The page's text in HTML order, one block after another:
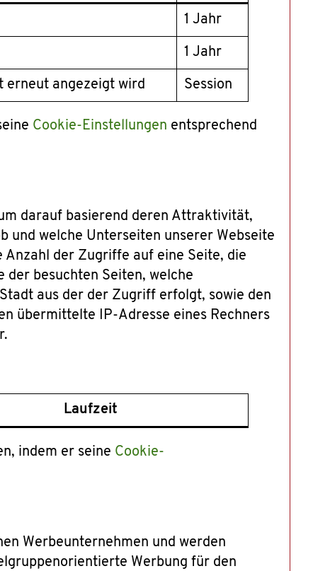
1 Jahr
1 Jahr
erneut angezeigt wird Session
Cookie-Einstellungen entsprechend
darauf basierend deren Attraktivität,
und welche Unterseiten unserer Webseite
Anzahl der Zugriffe auf eine Seite, die
besuchten Seiten, welche
aus der der Zugriff erfolgt, sowie den
übermittelte IP-Adresse eines Rechners
Laufzeit
indem er seine Cookie-
Werbeunternehmen und werden
Werbung für den